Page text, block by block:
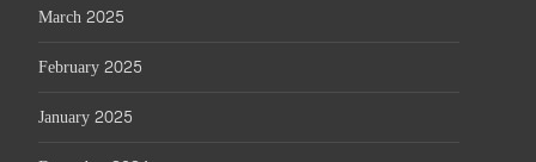
March 2025
February 2025
January 2025